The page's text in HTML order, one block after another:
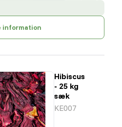
information
Hibiscus
- 25 kg
sæk
KE007